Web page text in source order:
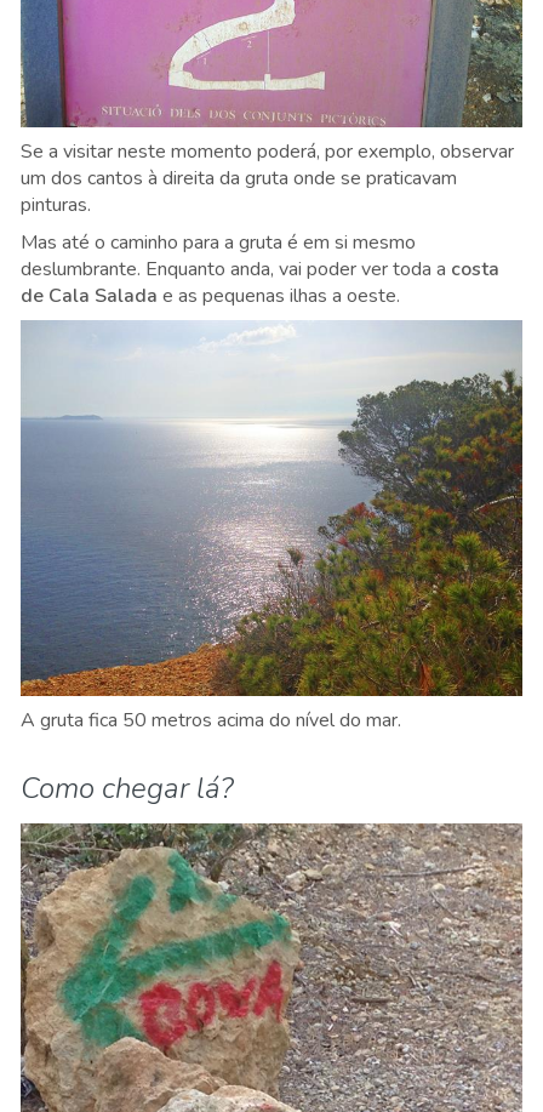
Se a visitar neste momento poderá, por exemplo, observar
um dos cantos à direita da gruta onde se praticavam
pinturas.
Mas até o caminho para a gruta é em si mesmo
deslumbrante. Enquanto anda, vai poder ver toda a costa
de Cala Salada e as pequenas ilhas a oeste.
A gruta fica 50 metros acima do nível do mar.
Como chegar lá?